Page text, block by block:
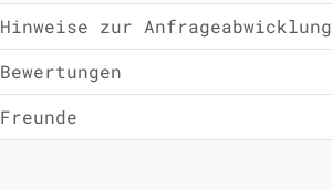
Hinweise zur Anfrageabwicklung
Bewertungen
Freunde